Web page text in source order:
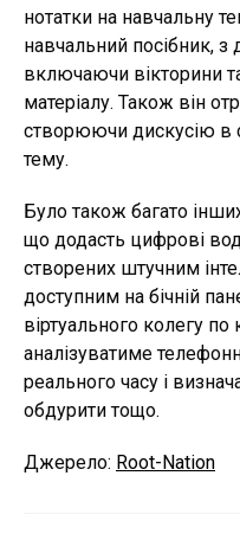
нотатки на навчальну
навчальний посібник,
включаючи вікторини
матеріалу. Також він
створюючи дискусію в
тему.
Було також багато
що додасть цифрові
створених штучним
доступним на бічній
віртуального колегу
аналізуватиме
реального часу і
обдурити тощо.
Джерело: Root-Nation